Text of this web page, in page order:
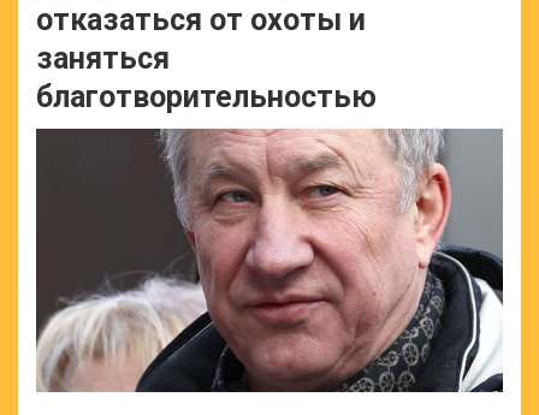
отказаться от охоты и
заняться
благотворительностью